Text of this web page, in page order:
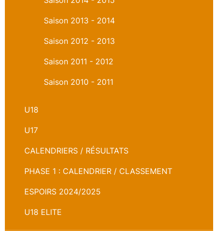
Saison 2013 - 2014
Saison 2012 - 2013
Saison 2011 - 2012
Saison 2010 - 2011
U18
U17
CALENDRIERS / RÉSULTATS
PHASE 1 : CALENDRIER / CLASSEMENT
ESPOIRS 2024/2025
U18 ELITE